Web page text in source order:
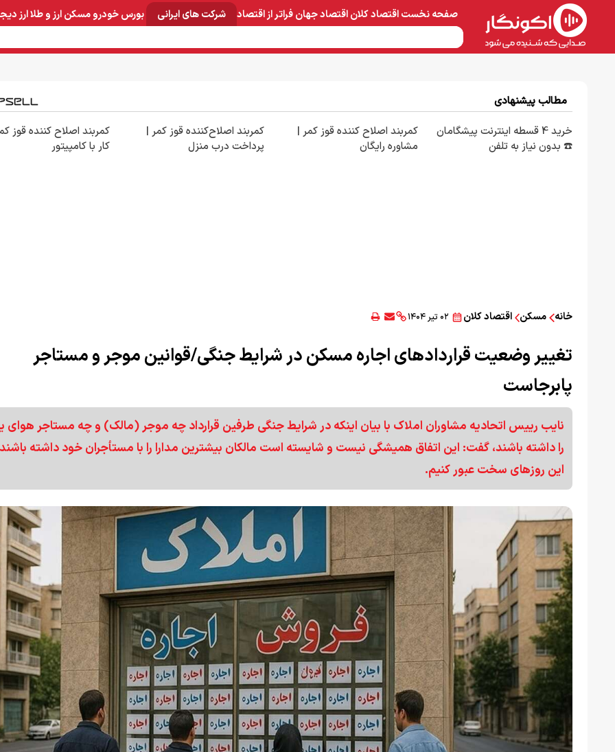
صفحه نخستاقتصاد کلاناقتصاد جهانفراتر از اقتصاد شرکت های ایرانی بورسخودرومسکنارز و طلاارز
مطالب پیشنهادی
خرید 4 قسطه اینترنت پیشگامان
☎️ بدون نیاز به تلفن
کمربند اصلاح کننده قوز کمر |
مشاوره رایگان
کمربند اصلاح‌کننده قوز کمر |
پرداخت درب منزل
کمربند اصلاح کننده قوز
کار با کامپیتور
خانه مسکن اقتصاد کلان ۰۲ تیر ۱۴۰۴
تغییر وضعیت قراردادهای اجاره‌ مسکن در شرایط جنگی/قوانین موجر و مستاجر
پابرجاست
نایب رییس اتحادیه مشاوران املاک با بیان اینکه در شرایط جنگی طرفین قرارداد چه موجر (مالک) و چه مستاجر هوای
را داشته باشند، گفت: این اتفاق همیشگی نیست و شایسته است مالکان بیشترین مدارا را با مستأجران خود داشته باشند
این روزهای سخت عبور کنیم.